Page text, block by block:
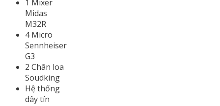
1 Mixer
Midas
M32R
4 Micro
Sennheiser
G3
2 Chân loa
Soudking
Hệ thống
dây tín